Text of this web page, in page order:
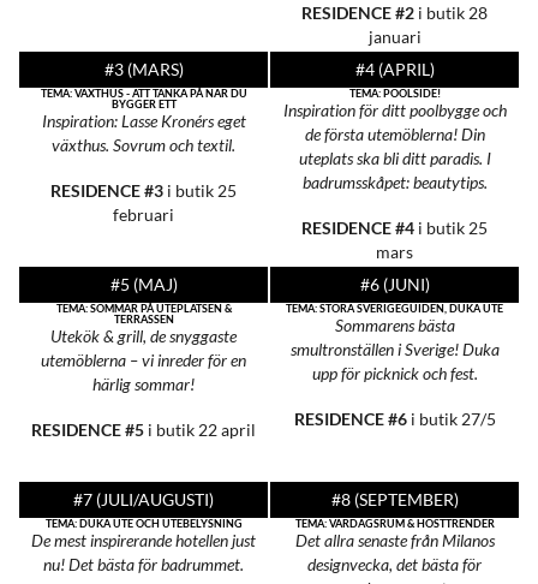
RESIDENCE #2 i butik 28
januari
#3 (MARS)
TEMA: VÄXTHUS - ATT TÄNKA PÅ NÄR DU
BYGGER ETT
Inspiration: Lasse Kronérs eget
växthus. Sovrum och textil.
RESIDENCE #3 i butik 25
februari
#4 (APRIL)
TEMA: POOLSIDE!
Inspiration för ditt poolbygge och
de första utemöblerna! Din
uteplats ska bli ditt paradis. I
badrumsskåpet: beautytips.
RESIDENCE #4 i butik 25
mars
#5 (MAJ)
TEMA: SOMMAR PÅ UTEPLATSEN &
TERRASSEN
Utekök & grill, de snyggaste
utemöblerna – vi inreder för en
härlig sommar!
RESIDENCE #5 i butik 22 april
#6 (JUNI)
TEMA: STORA SVERIGEGUIDEN, DUKA UTE
Sommarens bästa
smultronställen i Sverige! Duka
upp för picknick och fest.
RESIDENCE #6 i butik 27/5
#7 (JULI/AUGUSTI)
TEMA: DUKA UTE OCH UTEBELYSNING
De mest inspirerandehotellen just
nu!Det bästa för badrummet.
#8 (SEPTEMBER)
TEMA: VARDAGSRUM & HÖSTTRENDER
Det allra senaste frånMilanos
designvecka, det bästaför